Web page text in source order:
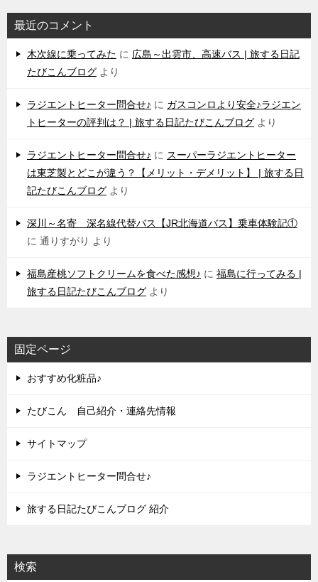
最近のコメント
木次線に乗ってみた に 広島～出雲市、高速バス | 旅する日記
たびこんブログ より
ラジエントヒーター問合せ♪ に ガスコンロより安全♪ラジエン
トヒーターの評判は？ | 旅する日記たびこんブログ より
ラジエントヒーター問合せ♪ に スーパーラジエントヒーター
は東芝製とどこが違う？【メリット・デメリット】 | 旅する日
記たびこんブログ より
深川～名寄 深名線代替バス【JR北海道バス】乗車体験記①
に 通りすがり より
福島産桃ソフトクリームを食べた感想♪ に 福島に行ってみる |
旅する日記たびこんブログ より
固定ページ
おすすめ化粧品♪
たびこん 自己紹介・連絡先情報
サイトマップ
ラジエントヒーター問合せ♪
旅する日記たびこんブログ 紹介
検索